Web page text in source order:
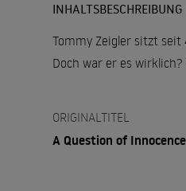
INHALTSBESCHREIBUNG
Tommy Zeigler sitzt seit
Doch war er es
ORIGINALTITEL
A Question of Innocence